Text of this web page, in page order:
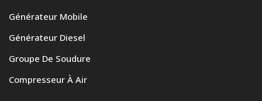
Générateur Mobile
Générateur Diesel
Groupe De Soudure
Compresseur À Air